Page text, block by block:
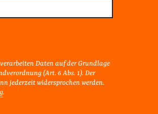
Daten auf der Grundlage
(Art. 6 Abs. 1). Der
jederzeit widersprochen werden.
.